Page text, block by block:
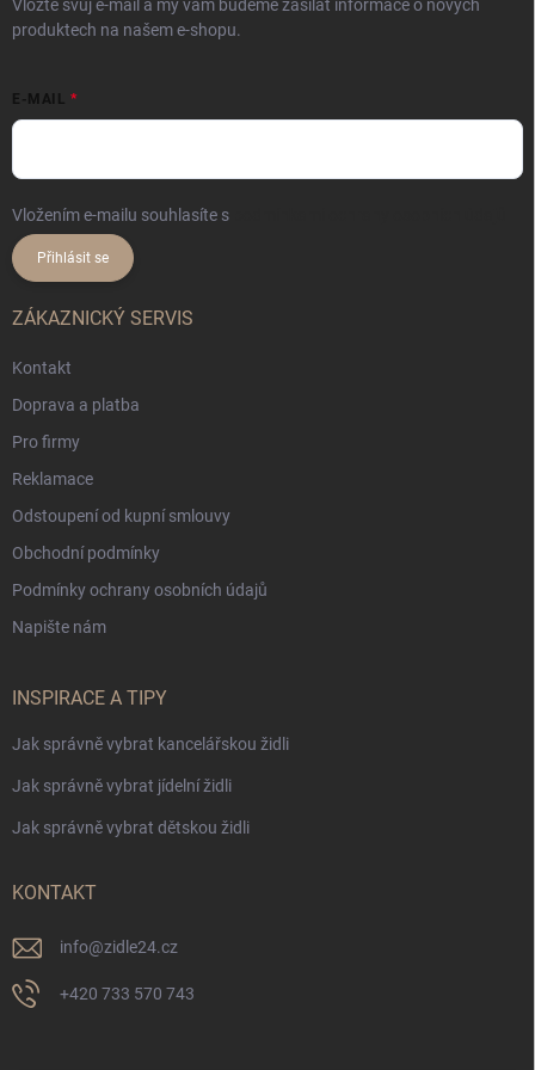
Vložte svůj e-mail a my vám budeme zasílat informace o nových
produktech na našem e-shopu.
E-MAIL
Vložením e-mailu souhlasíte s
Přihlásit se
ZÁKAZNICKÝ SERVIS
Kontakt
Doprava a platba
Pro firmy
Reklamace
Odstoupení od kupní smlouvy
Obchodní podmínky
Podmínky ochrany osobních údajů
Napište nám
INSPIRACE A TIPY
Jak správně vybrat kancelářskou židli
Jak správně vybrat jídelní židli
Jak správně vybrat dětskou židli
KONTAKT
info@zidle24.cz
+420 733 570 743